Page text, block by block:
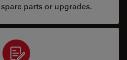
parts or upgrades.